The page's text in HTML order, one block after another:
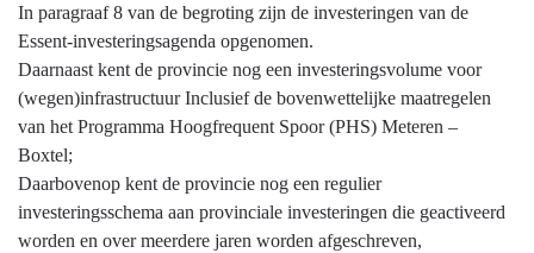
Terug
naar
navigatie
Algemene
grondslagen
voor
begroting
In paragraaf 8 van de begroting zijn de investeringen van de
Essent-investeringsagenda opgenomen.
Daarnaast kent de provincie nog een investeringsvolume voor
(wegen)infrastructuur Inclusief de bovenwettelijke maatregelen
van het Programma Hoogfrequent Spoor (PHS) Meteren –
Boxtel;
Daarbovenop kent de provincie nog een regulier
investeringsschema aan provinciale investeringen die geactiveerd
worden en over meerdere jaren worden afgeschreven,